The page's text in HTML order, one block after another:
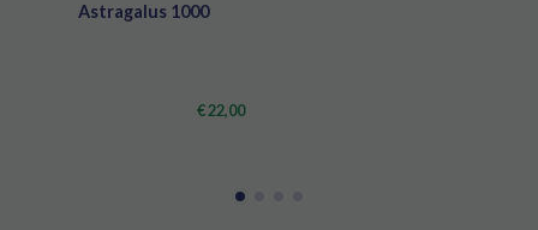
Astragalus 1000
€ 22,00